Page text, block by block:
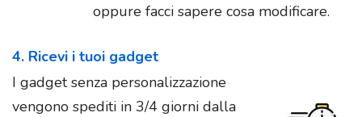
oppure facci sapere cosa modificare.
4. Ricevi i tuoi gadget
I gadget senza personalizzazione
vengono spediti in 3/4 giorni dalla